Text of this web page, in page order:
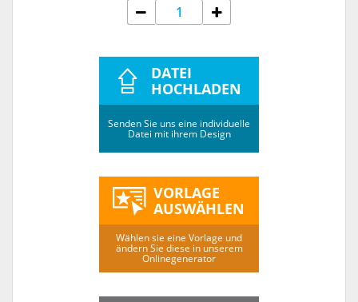
DATEI
HOCHLADEN
Senden Sie uns eine individuelle
Datei mit ihrem Design
VORLAGE
AUSWÄHLEN
Wählen sie eine Vorlage und
ändern Sie diese in unserem
Onlinegenerator